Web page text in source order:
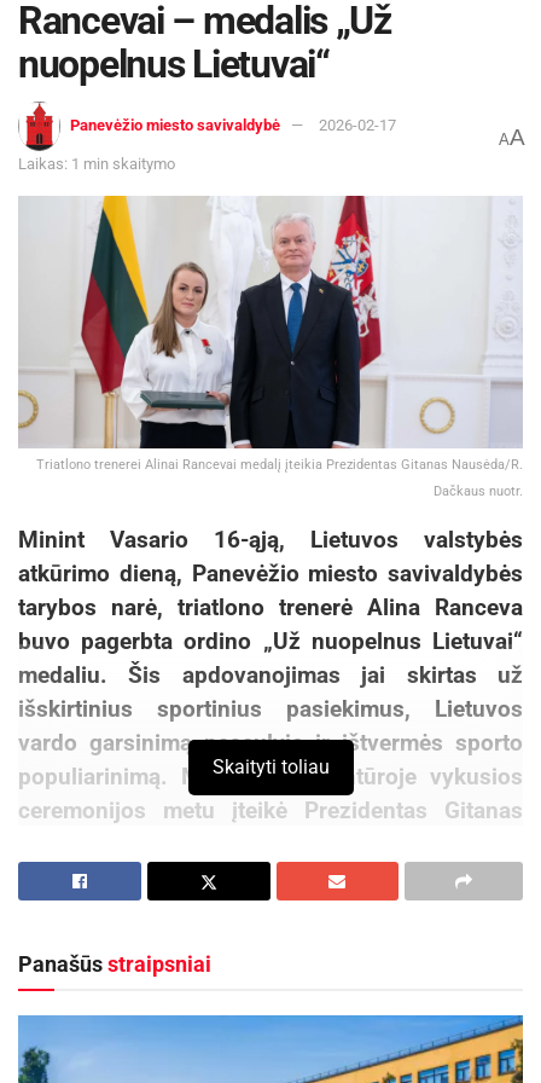
Rancevai – medalis „Už
nuopelnus Lietuvai“
Panevėžio miesto savivaldybė 2026-02-17
Laikas: 1 min skaitymo
AA
Triatlono trenerei Alinai Rancevai medalį įteikia Prezidentas Gitanas Nausėda/R.
Dačkaus nuotr.
Minint Vasario 16-ąją, Lietuvos valstybės
atkūrimo dieną, Panevėžio miesto savivaldybės
tarybos narė, triatlono trenerė Alina Ranceva
buvo pagerbta ordino „Už nuopelnus Lietuvai“
medaliu. Šis apdovanojimas jai skirtas už
išskirtinius sportinius pasiekimus, Lietuvos
vardo garsinimą pasaulyje ir ištvermės sporto
populiarinimą. Medalį Prezidentūroje vykusios
ceremonijos metu įteikė Prezidentas Gitanas
Praėjusių metų vasarą A. Ranceva Kolmare
pasaulyje ištvermės varžybų „Deca Ultra
įveikė 38 km plaukdama, 1800 km važiuodama
dviračiu ir nubėgo 10 maratonų – iš viso 422 km.
Skaityti toliau
Panašūsstraipsniai